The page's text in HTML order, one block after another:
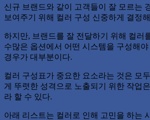
신규 브랜드와 같이 고객들이 잘 모르는
보여주기 위해 컬러 구성 신중하게 결정
하지만, 브랜드를 잘 전달하기 위해 컬러
수많은 옵션에서 어떤 시스템을 구성해
경우가 대부분이다.
컬러 구성표가 중요한 요소라는 것은 모
게 뚜렷한 성격으로 노출되기 위한 작업
라 할 수 있다.
아래 리스트는 컬러로 인해 고민을 하는